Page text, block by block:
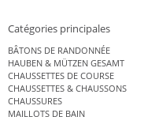
Catégories principales
BÂTONS DE RANDONNÉE
HAUBEN & MÜTZEN GESAMT
CHAUSSETTES DE COURSE
CHAUSSETTES & CHAUSSONS
CHAUSSURES
MAILLOTS DE BAIN